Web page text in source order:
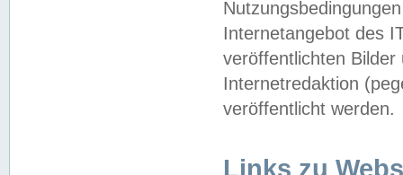
Internetangebot des
veröffentlichten
Internetredaktion
veröffentlicht werden.
Links zu